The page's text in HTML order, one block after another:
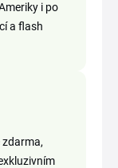
i po
a flash